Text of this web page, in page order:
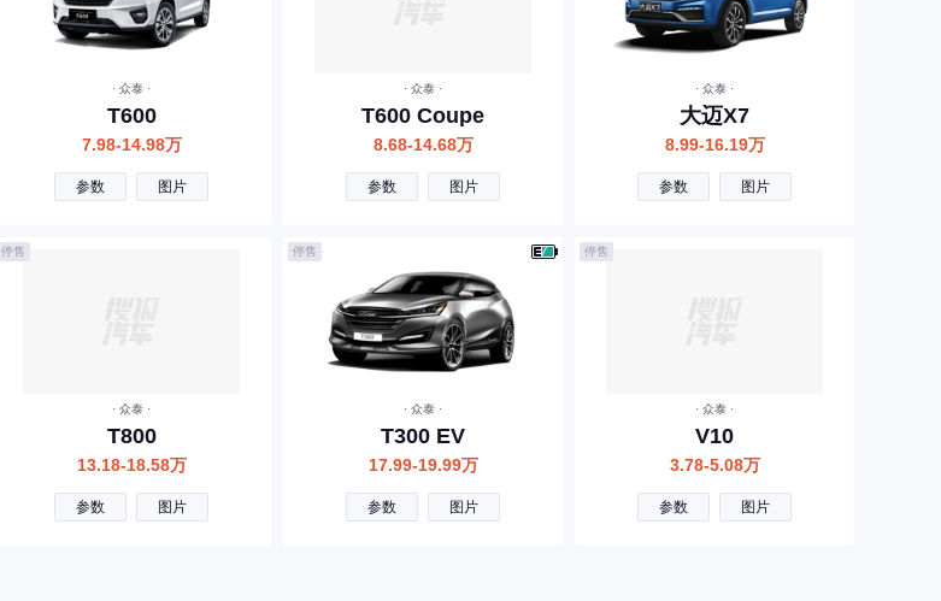
· 众泰 ·
T600
7.98-14.98万
参数 图片
· 众泰 ·
T600 Coupe
8.68-14.68万
参数 图片
· 众泰 ·
大迈X7
8.99-16.19万
参数 图片
· 众泰 ·
T800
13.18-18.58万
参数 图片
停售
· 众泰 ·
T300 EV
17.99-19.99万
参数 图片
停售
· 众泰 ·
V10
3.78-5.08万
参数 图片
停售